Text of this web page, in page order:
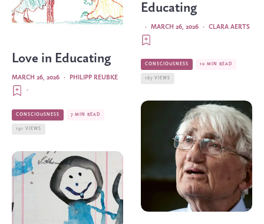
Love in Educating
PHILIPP REUBKE
·
MARCH 26, 2026
·
CONSCIOUSNESS 7 MIN READ
191 VIEWS
Educating
CLARA AERTS
·
MARCH 26, 2026
·
CONSCIOUSNESS 10 MIN READ
167 VIEWS